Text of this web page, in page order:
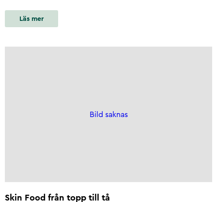
Läs mer
Bild saknas
Skin Food från topp till tå